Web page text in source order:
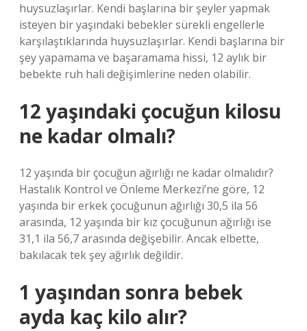
huysuzlaşırlar. Kendi başlarına bir şeyler yapmak
isteyen bir yaşındaki bebekler sürekli engellerle
karşılaştıklarında huysuzlaşırlar. Kendi başlarına bir
şey yapamama ve başaramama hissi, 12 aylık bir
bebekte ruh hali değişimlerine neden olabilir.
12 yaşındaki çocuğun kilosu
ne kadar olmalı?
12 yaşında bir çocuğun ağırlığı ne kadar olmalıdır?
Hastalık Kontrol ve Önleme Merkezi’ne göre, 12
yaşında bir erkek çocuğunun ağırlığı 30,5 ila 56
arasında, 12 yaşında bir kız çocuğunun ağırlığı ise
31,1 ila 56,7 arasında değişebilir. Ancak elbette,
bakılacak tek şey ağırlık değildir.
1 yaşından sonra bebek
ayda kaç kilo alır?